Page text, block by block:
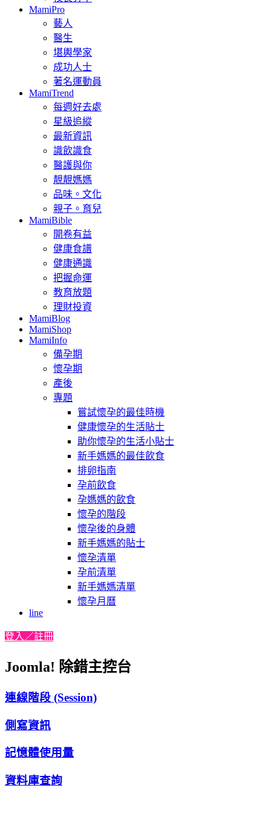
MamiPro
藝人
醫生
堪輿學家
成功人士
著名運動員
MamiTrend
每週好去處
星級追縱
最新資訊
識飲識食
醫護與你
靚靚媽媽
品味。文化
親子。育兒
MamiBible
開卷有益
健康食譜
健康通識
把握命運
教育放題
理財投資
MamiBlog
MamiShop
MamiInfo
備孕期
懷孕期
產後
專題
嘗試懷孕的最佳時機
健康懷孕的生活貼士
助你懷孕的生活小貼士
新手媽媽的最佳飲食
排卵指南
孕前飲食
孕媽媽的飲食
懷孕的階段
懷孕後的身體
新手媽媽的貼士
懷孕清單
孕前清單
新手媽媽清單
懷孕月曆
line
登入／註冊
Joomla! 除錯主控台
連線階段 (Session)
側寫資訊
記憶體使用量
資料庫查詢